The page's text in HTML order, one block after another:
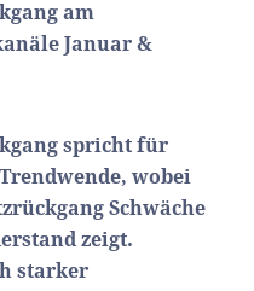
am
Januar &
spricht für
wobei
Schwäche
zeigt.
starker